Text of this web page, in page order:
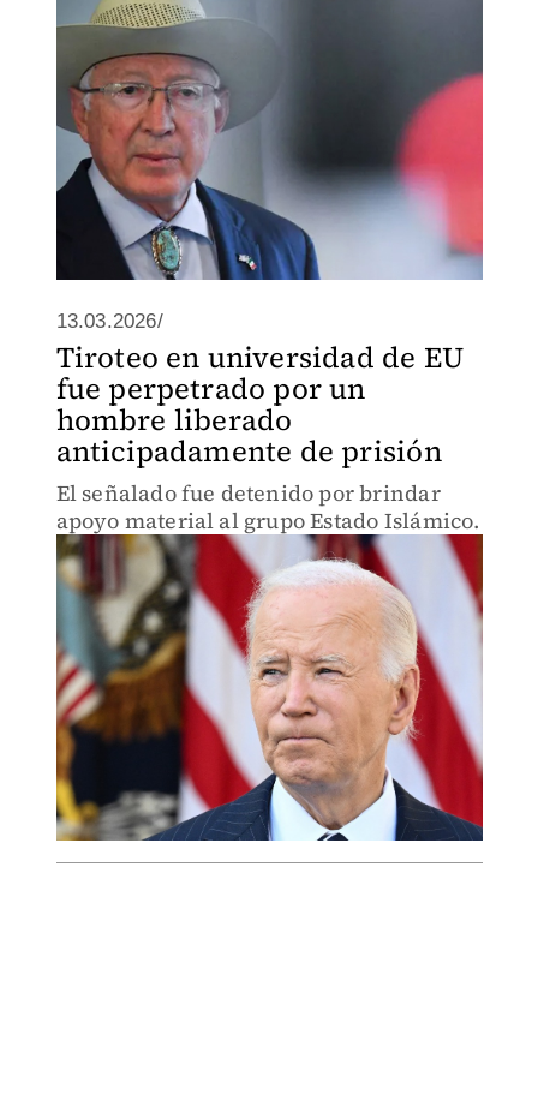
13.03.2026/
Tiroteo en universidad de EU
fue perpetrado por un
hombre liberado
anticipadamente de prisión
El señalado fue detenido por brindar
apoyo material al grupo Estado Islámico.